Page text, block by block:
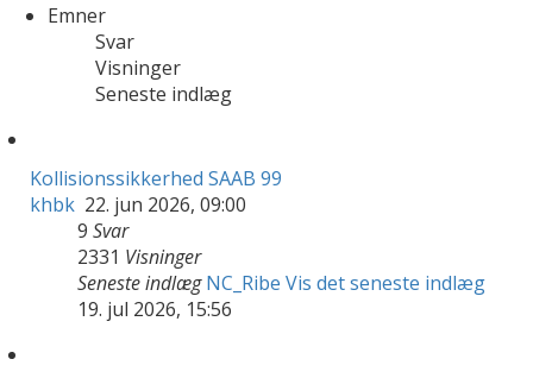
Emner
Svar
Visninger
Seneste indlæg
Kollisionssikkerhed SAAB 99
khbk 22. jun 2026, 09:00
9 Svar
2331 Visninger
Seneste indlægNC_Ribe Vis det seneste indlæg
19. jul 2026, 15:56